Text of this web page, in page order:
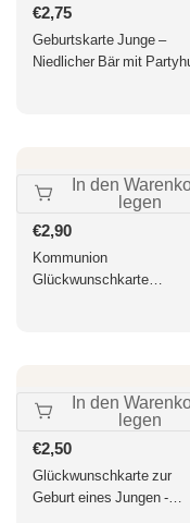
Normaler
Preis
€2,75
Geburtskarte Junge –
Niedlicher Bär mit
In den
legen
Normaler
Preis
€2,90
Kommunion
Glückwunschkarte
In den
legen
Normaler
Preis
€2,50
Glückwunschkarte zur
Geburt eines Jungen -